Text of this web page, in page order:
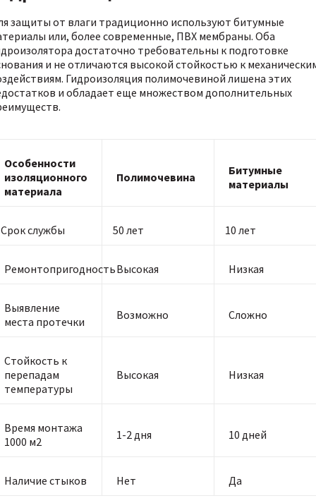
защиты от влаги традиционно используют битумные
или, более современные, ПВХ мембраны. Оба
достаточно требовательны к подготовке
и не отличаются высокой стойкостью к
Гидроизоляция полимочевиной лишена этих
и обладает еще множеством дополнительных
Особенности
изоляционного
материала
Полимочевина
Битумные
материалы
Срок службы 50 лет 10 лет
РемонтопригодностьВысокая Низкая
Выявление
места протечки
Возможно Сложно
Стойкость к
перепадам
температуры
Высокая Низкая
Время монтажа
1000 м2
1-2 дня 10 дней
Наличие стыков Нет Да